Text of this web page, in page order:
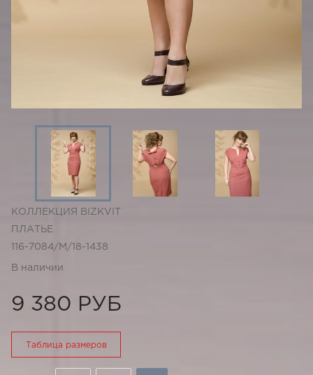
КОЛЛЕКЦИЯ BIZKVIT
ПЛАТЬЕ
116-7084/М/18-1438
В наличии
9 380 РУБ
Таблица размеров